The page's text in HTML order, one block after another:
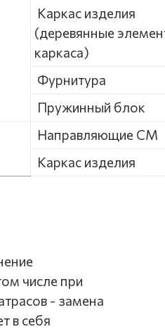
Каркас изделия
(деревянные
каркаса)
Фурнитура
Пружинный
Направляющие
Каркас изделия
числе при
- замена
в себя